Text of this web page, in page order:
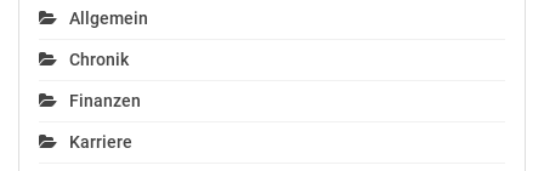
Allgemein
Chronik
Finanzen
Karriere